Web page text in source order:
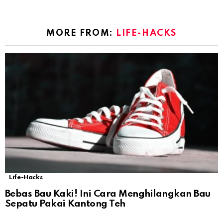
MORE FROM: LIFE-HACKS
Life-Hacks
Bebas Bau Kaki! Ini Cara Menghilangkan Bau
Sepatu Pakai Kantong Teh